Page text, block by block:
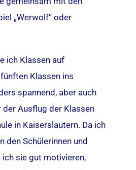
„Werwolf“ oder
ich Klassen auf
Klassen ins
spannend, aber auch
Ausflug der Klassen
in Kaiserslautern. Da ich
den Schülerinnen und
ich sie gut motivieren,